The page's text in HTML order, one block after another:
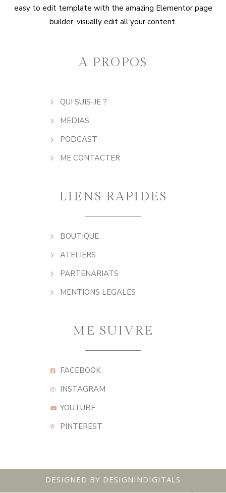
easy to edit template with the amazing Elementor page
builder, visually edit all your content.
A PROPOS
QUI SUIS-JE ?
MEDIAS
PODCAST
ME CONTACTER
LIENS RAPIDES
BOUTIQUE
ATELIERS
PARTENARIATS
MENTIONS LEGALES
ME SUIVRE
FACEBOOK
INSTAGRAM
YOUTUBE
PINTEREST
DESIGNED BY DESIGNINDIGITALS